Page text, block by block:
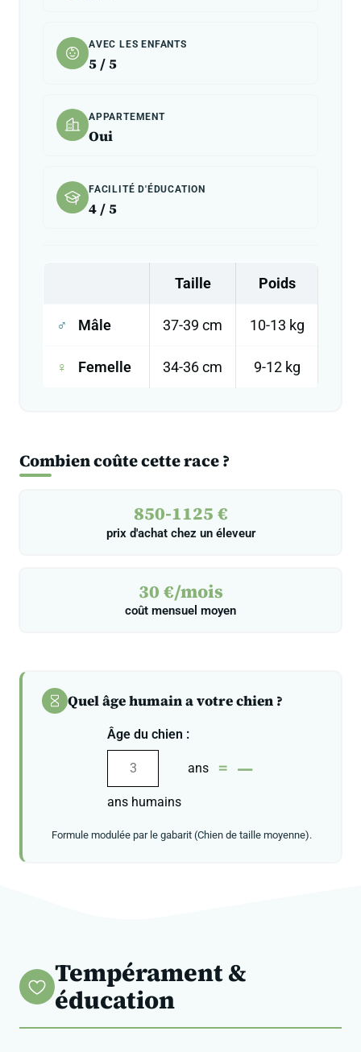
AVEC LES ENFANTS
5 / 5
APPARTEMENT
Oui
FACILITÉ D'ÉDUCATION
4 / 5
Taille Poids
♂ Mâle 37-39 cm 10-13 kg
♀ Femelle 34-36 cm 9-12 kg
Combien coûte cette race ?
850-1125 €
prix d'achat chez un éleveur
30 €/mois
coût mensuel moyen
Quel âge humain a votre chien ?
Âge du chien :
ans = —
ans humains
Formule modulée par le gabarit (Chien de taille moyenne).
Tempérament &
éducation